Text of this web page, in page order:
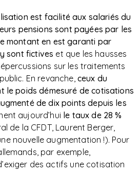
est facilité aux salariés du
pensions sont payées par les
montant en est garanti par
sont fictives et que les hausses
sur les traitements
En revanche,ceux du
le poids démesuré de cotisations
de dix points depuis les
aujourd’hui le taux de 28 %
de la CFDT, Laurent Berger,
nouvelle augmentation !). Pour
par exemple,
des actifs une cotisation